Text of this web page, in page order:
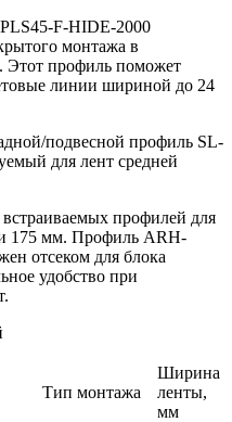
F-HIDE-2000
монтажа в
Этот профиль поможет
линии шириной до 24
подвесной профиль SL-
для лент средней
профилей для
175 мм. Профиль ARH-
отсеком для блока
удобство при
Тип монтажа
Ширина
ленты,
мм